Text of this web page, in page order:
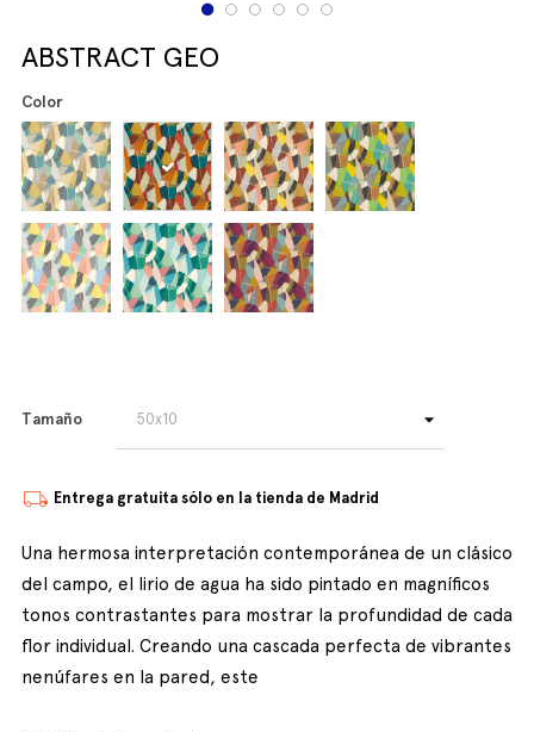
ABSTRACT GEO
Color
Tamaño
Entrega gratuita sólo en la tienda de Madrid
Una hermosa interpretación contemporánea de un clásico
del campo, el lirio de agua ha sido pintado en magníficos
tonos contrastantes para mostrar la profundidad de cada
flor individual. Creando una cascada perfecta de vibrantes
nenúfares en la pared, este